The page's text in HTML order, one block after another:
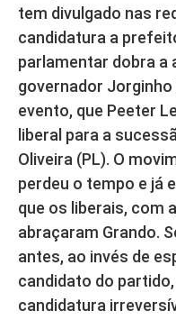
tem divulgado nas
candidatura a
parlamentar dobra a
governador Jorginho
evento, que Peeter
liberal para a
Oliveira (PL). O
perdeu o tempo e já
que os liberais, com
abraçaram Grando.
antes, ao invés de
candidato do
candidatura